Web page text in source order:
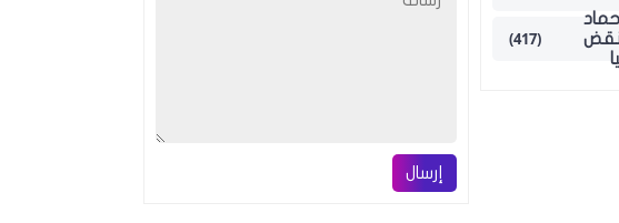
(417)
إرسال